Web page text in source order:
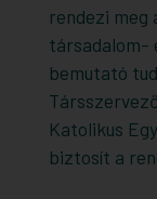
rendezi meg
társadalom-
bemutató
Katolikus
biztosít a